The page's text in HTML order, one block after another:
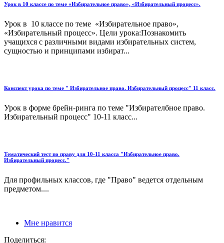
Урок в 10 классе по теме «Избирательное право», «Избирательный процесс».
Урок в 10 классе по теме «Избирательное право»,
«Избирательный процесс». Цели урока:Познакомить
учащихся с различными видами избирательных систем,
сущностью и принципами избират...
Конспект урока по теме " Избирательное право. Избирательный процесс" 11 класс.
Урок в форме брейн-ринга по теме "Избирателбное право.
Избирательный процесс" 10-11 класс...
Тематический тест по праву для 10-11 класса "Избирательное право.
Избирательный процесс."
Для профильных классов, где "Право" ведется отдельным
предметом....
Мне нравится
Поделиться: